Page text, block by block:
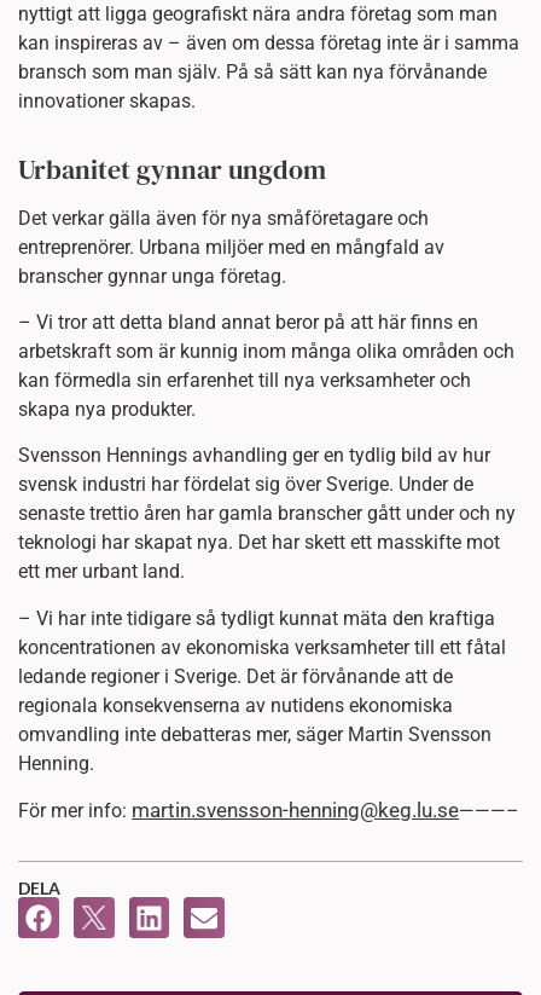
nyttigt att ligga geografiskt nära andra företag som man
kan inspireras av – även om dessa företag inte är i samma
bransch som man själv. På så sätt kan nya förvånande
innovationer skapas.
Urbanitet gynnar ungdom
Det verkar gälla även för nya småföretagare och
entreprenörer. Urbana miljöer med en mångfald av
branscher gynnar unga företag.
– Vi tror att detta bland annat beror på att här finns en
arbetskraft som är kunnig inom många olika områden och
kan förmedla sin erfarenhet till nya verksamheter och
skapa nya produkter.
Svensson Hennings avhandling ger en tydlig bild av hur
svensk industri har fördelat sig över Sverige. Under de
senaste trettio åren har gamla branscher gått under och ny
teknologi har skapat nya. Det har skett ett masskifte mot
ett mer urbant land.
– Vi har inte tidigare så tydligt kunnat mäta den kraftiga
koncentrationen av ekonomiska verksamheter till ett fåtal
ledande regioner i Sverige. Det är förvånande att de
regionala konsekvenserna av nutidens ekonomiska
omvandling inte debatteras mer, säger Martin Svensson
Henning.
För mer info: martin.svensson-henning@keg.lu.se———–
DELA